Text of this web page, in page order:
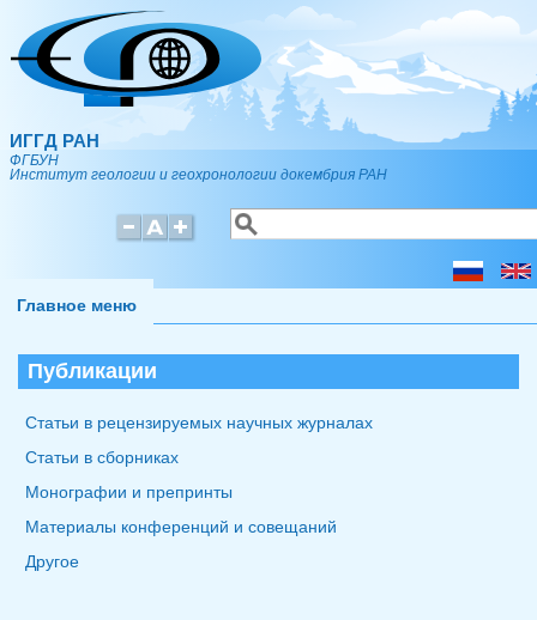
Перейти к основному содержанию
ИГГД РАН
ФГБУН
Институт геологии и геохронологии докембрия РАН
Форма поиска
Поиск
Главное меню
Публикации
Статьи в рецензируемых научных журналах
Cтатьи в сборниках
Монографии и препринты
Материалы конференций и совещаний
Другое